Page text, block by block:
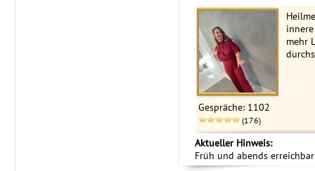
mehr
Gespräche: 1102
(176)
Aktueller Hinweis:
Früh und abends